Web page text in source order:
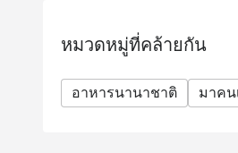
หมวดหมู่ที่คล้ายกัน
อาหารนานาชาติ มาคน